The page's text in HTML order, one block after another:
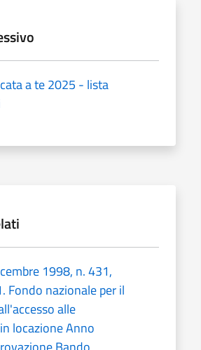
a te 2025 - lista
1998, n. 431,
Fondo nazionale per il
alle
locazione Anno